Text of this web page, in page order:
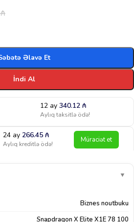
₼
Əlavə Et
İndi Al
12 ay 340.12 ₼
Aylıq taksitlə ödə!
24 ay266.45₼
Aylıq kreditlə ödə! Müraciət et
▼
Biznes noutbuku
Snapdragon X Elite X1E 78 100